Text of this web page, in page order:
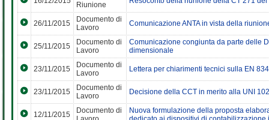
Riunione
26/11/2015
Documento di
Lavoro
Comunicazione ANTA in vista della
25/11/2015
Documento di
Lavoro
Comunicazione congiunta da parte delle
dimensionale
23/11/2015
Documento di
Lavoro
Lettera per chiarimenti tecnici sulla EN
23/11/2015
Documento di
Lavoro
Decisione della CCT in merito alla UNI
12/11/2015
Documento di
Nuova formulazione della proposta